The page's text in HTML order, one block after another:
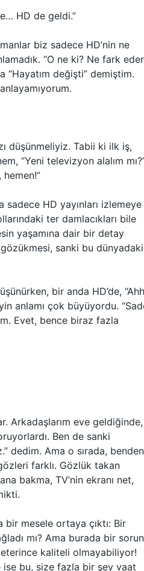
HD de geldi.”
biz sadece HD’nin ne
“O ne ki? Ne fark eder
“Hayatım değişti” demiştim.
düşünmeliyiz. Tabii ki ilk iş,
“Yeni televizyon alalım
HD yayınları izlemeye
ter damlacıkları bile
yaşamına dair bir detay
sanki bu dünyadaki
bir anda HD’de,
anlamı çok büyüyordu.
Evet, bence biraz fazla
Arkadaşlarım eve geldiğinde,
Ben de sanki
dedim. Ama o sırada, benden
farklı. Gözlük takan
bakma, TV’nin ekranı net,
bir mesele ortaya çıktı: Bir
mı? Ama burada bir sorun
kaliteli olmayabiliyor!
ise bu, size fazla bir şey vaat